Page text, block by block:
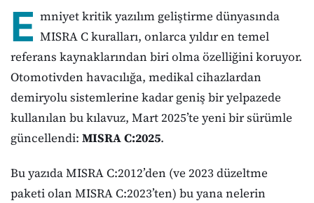
E mniyet kritik yazılım geliştirme dünyasında
MISRA C kuralları, onlarca yıldır en temel
referans kaynaklarından biri olma özelliğini koruyor.
Otomotivden havacılığa, medikal cihazlardan
demiryolu sistemlerine kadar geniş bir yelpazede
kullanılan bu kılavuz, Mart 2025’te yeni bir sürümle
güncellendi: MISRA C:2025.
Bu yazıda MISRA C:2012’den (ve 2023 düzeltme
paketi olan MISRA C:2023’ten) bu yana nelerin